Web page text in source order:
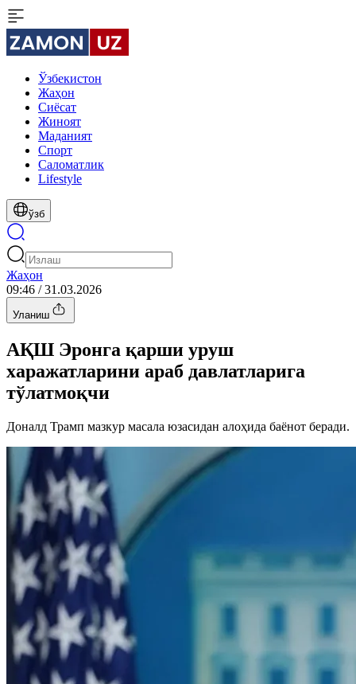
Ўзбекистон
Жаҳон
Сиёсат
Жиноят
Маданият
Спорт
Cаломатлик
Lifestyle
ўзб
Жаҳон
09:46 / 31.03.2026
Уланиш
АҚШ Эронга қарши уруш
харажатларини араб давлатларига
тўлатмоқчи
Доналд Трамп мазкур масала юзасидан алоҳида баёнот беради.